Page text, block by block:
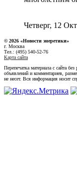
Четверг, 12
© 2026 «Новости энеретики»
г. Москва
Тел.: (495) 540-52-76
Карта сайта
Перепечатка материала с сайта
объявлений и комментариев,
не несет. Вся информация носит